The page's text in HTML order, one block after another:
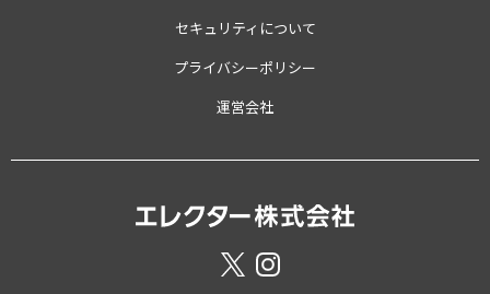
セキュリティについて
プライバシーポリシー
運営会社